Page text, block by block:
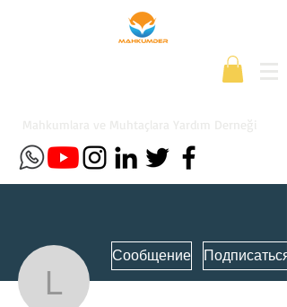
loremipsum
Сообщение Подписаться